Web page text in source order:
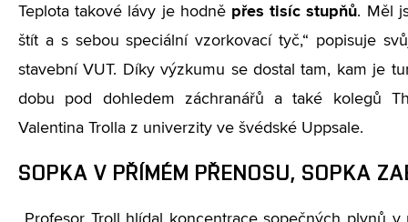
Teplota takové lávy je hodně přes tisíc stupňů. Měl
štít a s sebou speciální vzorkovací tyč,“ popisuje
stavební VUT. Díky výzkumu se dostal tam, kam je
dobu pod dohledem záchranářů a také kolegů
Valentina Trolla z univerzity ve švédské Uppsale.
SOPKA V PŘÍMÉM PŘENOSU, SOPKA